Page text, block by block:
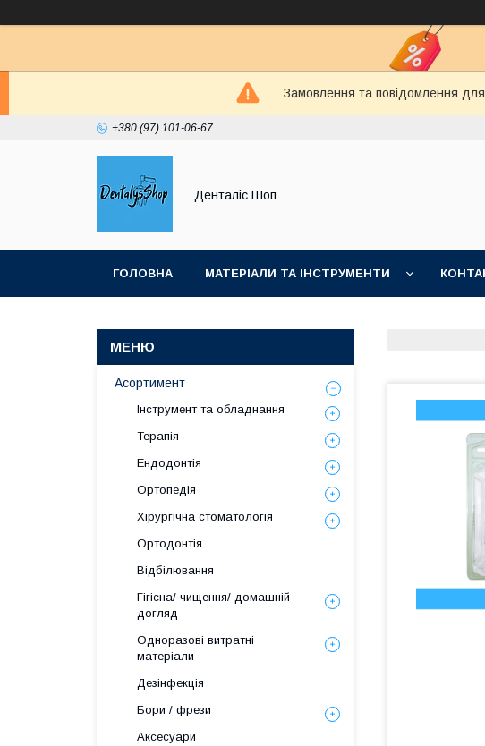
Замовлення та повідомлення для
+380 (97) 101-06-67
Денталіс Шоп
ГОЛОВНА МАТЕРІАЛИ ТА ІНСТРУМЕНТИ
Асортимент
Інструмент та обладнання
Терапія
Ендодонтія
Ортопедія
Хірургічна стоматологія
Ортодонтія
Відбілювання
Гігієна/ чищення/ домашній
догляд
Одноразові витратні
матеріали
Дезінфекція
Бори / фрези
Аксесуари